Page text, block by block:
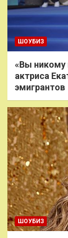
ШОУБИЗ
«Вы никому
актриса
эмигрантов
ШОУБИЗ